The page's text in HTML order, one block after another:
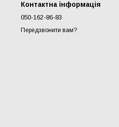
Контактна інформація
050-162-86-83
Передзвонити вам?